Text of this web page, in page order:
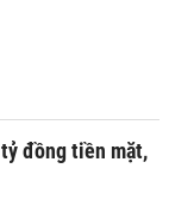
đồng tiền mặt,